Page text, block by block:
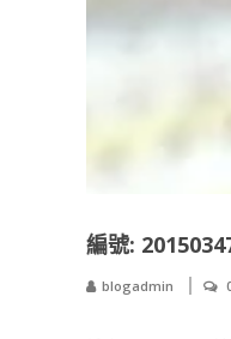
編號:
blogadmin